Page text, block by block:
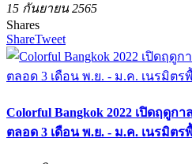
15 กันยายน 2565
Shares
ShareTweet
Colorful Bangkok 2022 เปิดฤดูก
ตลอด 3 เดือน พ.ย. - ม.ค. เนรมิตร